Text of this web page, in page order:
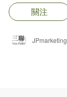
關注
JPmarketing